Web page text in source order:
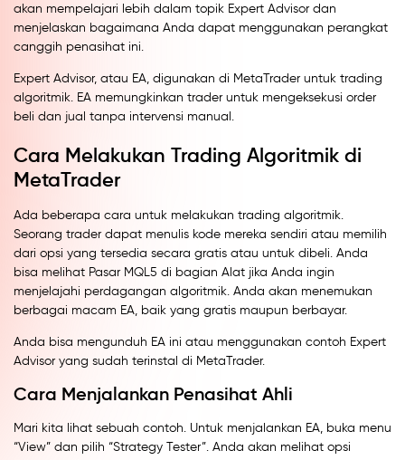
akan mempelajari lebih dalam topik Expert Advisor dan
menjelaskan bagaimana Anda dapat menggunakan perangkat
canggih penasihat ini.
Expert Advisor, atau EA, digunakan di MetaTrader untuk trading
algoritmik. EA memungkinkan trader untuk mengeksekusi order
beli dan jual tanpa intervensi manual.
Cara Melakukan Trading Algoritmik di
MetaTrader
Ada beberapa cara untuk melakukan trading algoritmik.
Seorang trader dapat menulis kode mereka sendiri atau memilih
dari opsi yang tersedia secara gratis atau untuk dibeli. Anda
bisa melihat Pasar MQL5 di bagian Alat jika Anda ingin
menjelajahi perdagangan algoritmik. Anda akan menemukan
berbagai macam EA, baik yang gratis maupun berbayar.
Anda bisa mengunduh EA ini atau menggunakan contoh Expert
Advisor yang sudah terinstal di MetaTrader.
Cara Menjalankan Penasihat Ahli
Mari kita lihat sebuah contoh. Untuk menjalankan EA, buka menu
“View” dan pilih “Strategy Tester”. Anda akan melihat opsi